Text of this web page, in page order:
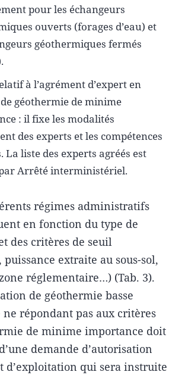
pour les échangeurs
ouverts (forages d’eau) et
géothermiques fermés
à l’agrément d’expert en
géothermie de minime
: il fixe les modalités
des experts et les compétences
La liste des experts agréés est
Arrêté interministériel.
régimes administratifs
en fonction du type de
des critères de seuil
extraite au sous-sol,
réglementaire…) (Tab. 3).
de géothermie basse
répondant pas aux critères
de minime importance doit
demande d’autorisation
d’exploitation qui sera instruite